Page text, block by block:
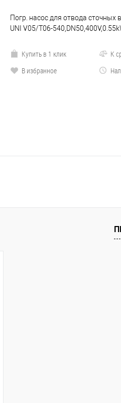
Погр. насос для отвода сточных
UNI V05/T06-
Купить в 1 клик
К
В избранное